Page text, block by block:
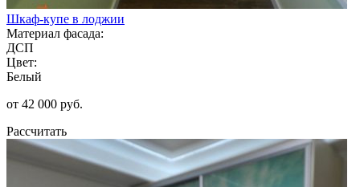
Шкаф-купе в лоджии
Материал фасада:
ДСП
Цвет:
Белый
от 42 000 руб.
Рассчитать